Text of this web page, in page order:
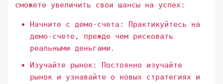
сможете увеличить свои шансы на успех:
Начните с демо-счета: Практикуйтесь на
демо-счете, прежде чем рисковать
реальными деньгами․
Изучайте рынок: Постоянно изучайте
рынок и узнавайте о новых стратегиях и